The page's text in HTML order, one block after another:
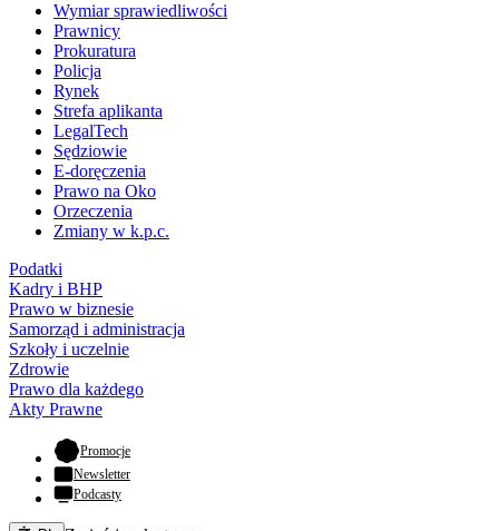
Wymiar sprawiedliwości
Prawnicy
Prokuratura
Policja
Rynek
Strefa aplikanta
LegalTech
Sędziowie
E-doręczenia
Prawo na Oko
Orzeczenia
Zmiany w k.p.c.
Podatki
Kadry i BHP
Prawo w biznesie
Samorząd i administracja
Szkoły i uczelnie
Zdrowie
Prawo dla każdego
Akty Prawne
Promocje- otwiera się w nowej karcie
Newsletter
Podcasty